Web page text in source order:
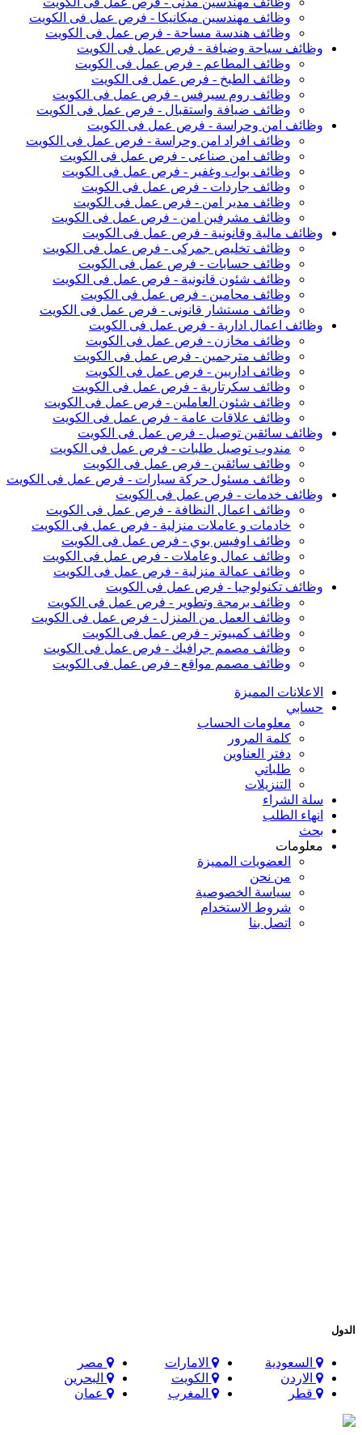
وظائف مهندسين ميكانيكا - فرص عمل فى الكويت
وظائف هندسة مساحة - فرص عمل فى الكويت
وظائف سياحة وضيافة - فرص عمل فى الكويت
وظائف المطاعم - فرص عمل فى الكويت
وظائف الطبخ - فرص عمل فى الكويت
وظائف روم سيرفس - فرص عمل فى الكويت
وظائف ضيافة واستقبال - فرص عمل فى الكويت
وظائف امن وحراسة - فرص عمل فى الكويت
وظائف افراد امن وحراسة - فرص عمل فى الكويت
وظائف امن صناعى - فرص عمل فى الكويت
وظائف بواب وغفير - فرص عمل فى الكويت
وظائف جاردات - فرص عمل فى الكويت
وظائف مدير امن - فرص عمل فى الكويت
وظائف مشرفين امن - فرص عمل فى الكويت
وظائف مالية وقانونية - فرص عمل فى الكويت
وظائف تخليص جمركى - فرص عمل فى الكويت
وظائف حسابات - فرص عمل فى الكويت
وظائف شئون قانونية - فرص عمل فى الكويت
وظائف محامين - فرص عمل فى الكويت
وظائف مستشار قانونى - فرص عمل فى الكويت
وظائف اعمال ادارية - فرص عمل فى الكويت
وظائف مخازن - فرص عمل فى الكويت
وظائف مترجمين - فرص عمل فى الكويت
وظائف اداريين - فرص عمل فى الكويت
وظائف سكرتارية - فرص عمل فى الكويت
وظائف شئون العاملين - فرص عمل فى الكويت
وظائف علاقات عامة - فرص عمل فى الكويت
وظائف سائقين توصيل - فرص عمل فى الكويت
مندوب توصيل طلبات - فرص عمل فى الكويت
وظائف سائقين - فرص عمل فى الكويت
وظائف مسئول حركة سيارات - فرص عمل فى الكويت
وظائف خدمات - فرص عمل فى الكويت
وظائف اعمال النظافة - فرص عمل فى الكويت
خادمات و عاملات منزلية - فرص عمل فى الكويت
وظائف اوفيس بوي - فرص عمل فى الكويت
وظائف عمال وعاملات - فرص عمل فى الكويت
وظائف عمالة منزلية - فرص عمل فى الكويت
وظائف تكنولوجيا - فرص عمل فى الكويت
وظائف برمجة وتطوير - فرص عمل فى الكويت
وظائف العمل من المنزل - فرص عمل فى الكويت
وظائف كمبيوتر - فرص عمل فى الكويت
وظائف مصمم جرافيك - فرص عمل فى الكويت
وظائف مصمم مواقع - فرص عمل فى الكويت
الاعلانات المميزة
حسابي
معلومات الحساب
كلمة المرور
دفتر العناوين
طلباتي
التنزيلات
سلة الشراء
انهاء الطلب
بحث
معلومات
العضويات المميزة
من نحن
سياسة الخصوصية
شروط الاستخدام
اتصل بنا
الدول
السعودية الامارات
مصر
الاردن
الكويت
البحرين
قطر
المغرب عمان